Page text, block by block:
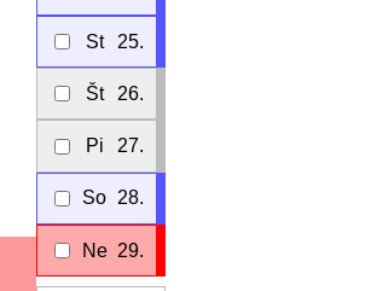
St 25.
Št 26.
Pi 27.
So 28.
Ne 29.